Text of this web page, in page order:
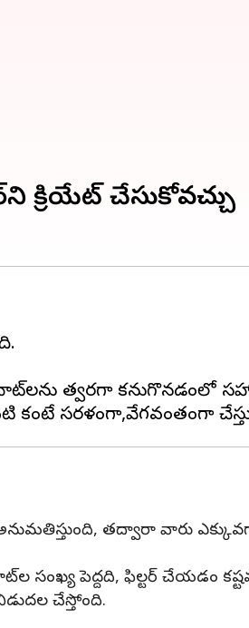
క్రియేట్ చేసుకోవచ్చు
త్వరగా కనుగొనడంలో
తద్వారా వారు
సంఖ్య పెద్దది, ఫిల్టర్ చేయడం
చేస్తోంది.